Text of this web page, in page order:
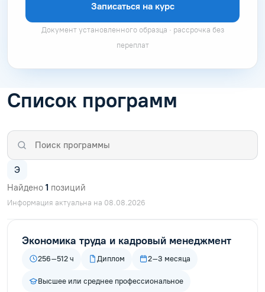
Записаться на курс
Документ установленного образца · рассрочка без
переплат
Список программ
Э
Найдено 1 позиций
Информация актуальна на 08.08.2026
Экономика труда и кадровый менеджмент
256–512 ч Диплом 2–3 месяца
Высшее или среднее профессиональное